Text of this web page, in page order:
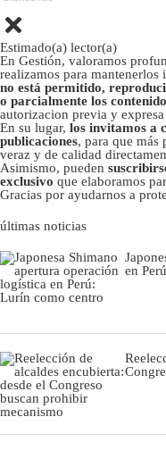
Estimado(a) lector(a)
En Gestión, valoramos
realizamos para mantenerlos
no está permitido,
o parcialmente los
autorizacion previa y
En su lugar, los invitamos a
publicaciones, para que más
veraz y de calidad
Asimismo, pueden
exclusivo que elaboramos
Gracias por ayudarnos a
últimas noticias
en